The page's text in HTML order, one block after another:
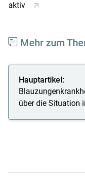
aktiv
Mehr zum
Hauptartikel:
über die Situation